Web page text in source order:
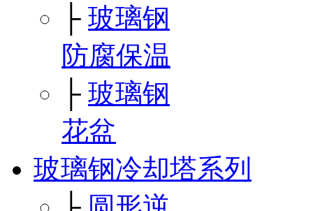
├ 玻璃钢
防腐保温
├ 玻璃钢
花盆
玻璃钢冷却塔系列